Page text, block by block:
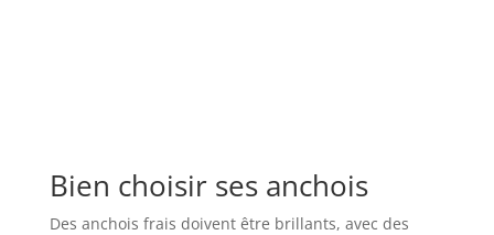
Bien choisir ses anchois
Des anchois frais doivent être brillants, avec des